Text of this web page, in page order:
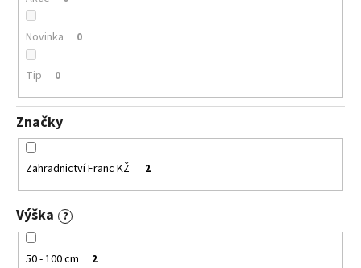
Novinka 0
Tip 0
Značky
Zahradnictví Franc KŽ 2
Výška ?
50 - 100 cm 2
m
e
ALYSSUM
SAXATILE
SUMMIT
SKALNÍ
67
Kč